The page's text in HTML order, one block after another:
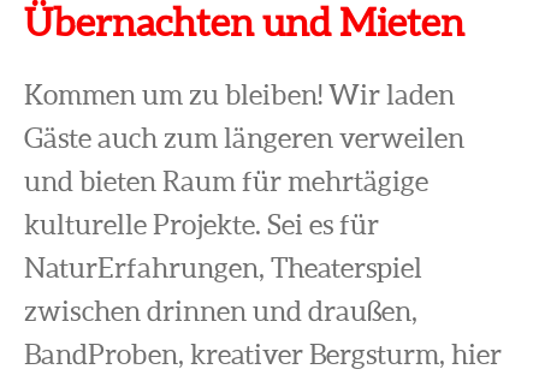
Übernachten und Mieten
Kommen um zu bleiben! Wir laden
Gäste auch zum längeren verweilen
und bieten Raum für mehrtägige
kulturelle Projekte. Sei es für
NaturErfahrungen, Theaterspiel
zwischen drinnen und draußen,
BandProben, kreativer Bergsturm, hier